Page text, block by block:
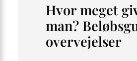
Hvor meget
man?
overvejelser